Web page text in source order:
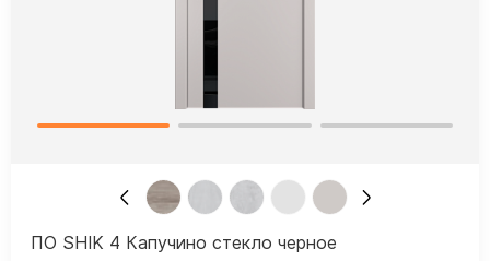
ПО SHIK 4 Капучино стекло черное